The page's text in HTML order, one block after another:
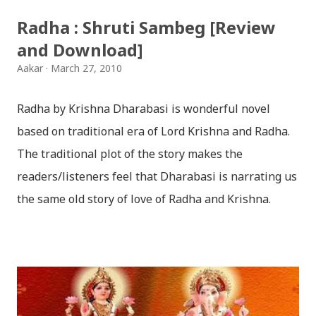
मरेपनि मेरो देश बाँचिराखोस / ma marepan...
Radha : Shruti Sambeg [Review
and Download]
Aakar March 27, 2010
Radha by Krishna Dharabasi is wonderful novel
based on traditional era of Lord Krishna and Radha.
The traditional plot of the story makes the
readers/listeners feel that Dharabasi is narrating us
the same old story of love of Radha and Krishna.
it speaks of so many hidden things that we will be
amazed while ending it up. Radha and Krishna are
the eternal lovers. Lord Krishna and Radha are